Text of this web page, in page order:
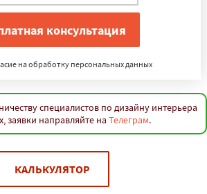
на обработку персональных данных
специалистов по дизайну интерьера
заявки направляйте на Телеграм.
КАЛЬКУЛЯТОР